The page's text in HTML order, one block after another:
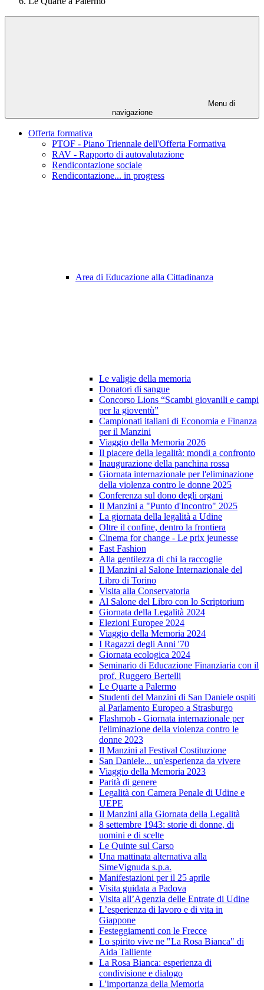
Menu di
navigazione
Offerta formativa
PTOF - Piano Triennale dell'Offerta Formativa
RAV - Rapporto di autovalutazione
Rendicontazione sociale
Rendicontazione... in progress
Area di Educazione alla Cittadinanza
Le valigie della memoria
Donatori di sangue
Concorso Lions “Scambi giovanili e campi
per la gioventù”
Campionati italiani di Economia e Finanza
per il Manzini
Viaggio della Memoria 2026
Il piacere della legalità: mondi a confronto
Inaugurazione della panchina rossa
Giornata internazionale per l'eliminazione
della violenza contro le donne 2025
Conferenza sul dono degli organi
Il Manzini a "Punto d'Incontro" 2025
La giornata della legalità a Udine
Oltre il confine, dentro la frontiera
Cinema for change - Le prix jeunesse
Fast Fashion
Alla gentilezza di chi la raccoglie
Il Manzini al Salone Internazionale del
Libro di Torino
Visita alla Conservatoria
Al Salone del Libro con lo Scriptorium
Giornata della Legalità 2024
Elezioni Europee 2024
Viaggio della Memoria 2024
I Ragazzi degli Anni '70
Giornata ecologica 2024
Seminario di Educazione Finanziaria con il
prof. Ruggero Bertelli
Le Quarte a Palermo
Studenti del Manzini di San Daniele ospiti
al Parlamento Europeo a Strasburgo
Flashmob - Giornata internazionale per
l'eliminazione della violenza contro le
donne 2023
Il Manzini al Festival Costituzione
San Daniele... un'esperienza da vivere
Viaggio della Memoria 2023
Parità di genere
Legalità con Camera Penale di Udine e
UEPE
Il Manzini alla Giornata della Legalità
8 settembre 1943: storie di donne, di
uomini e di scelte
Le Quinte sul Carso
Una mattinata alternativa alla
SimeVignuda s.p.a.
Manifestazioni per il 25 aprile
Visita guidata a Padova
Visita all’Agenzia delle Entrate di Udine
L’esperienza di lavoro e di vita in
Giappone
Festeggiamenti con le Frecce
Lo spirito vive ne "La Rosa Bianca" di
Aida Talliente
La Rosa Bianca: esperienza di
condivisione e dialogo
L'importanza della Memoria